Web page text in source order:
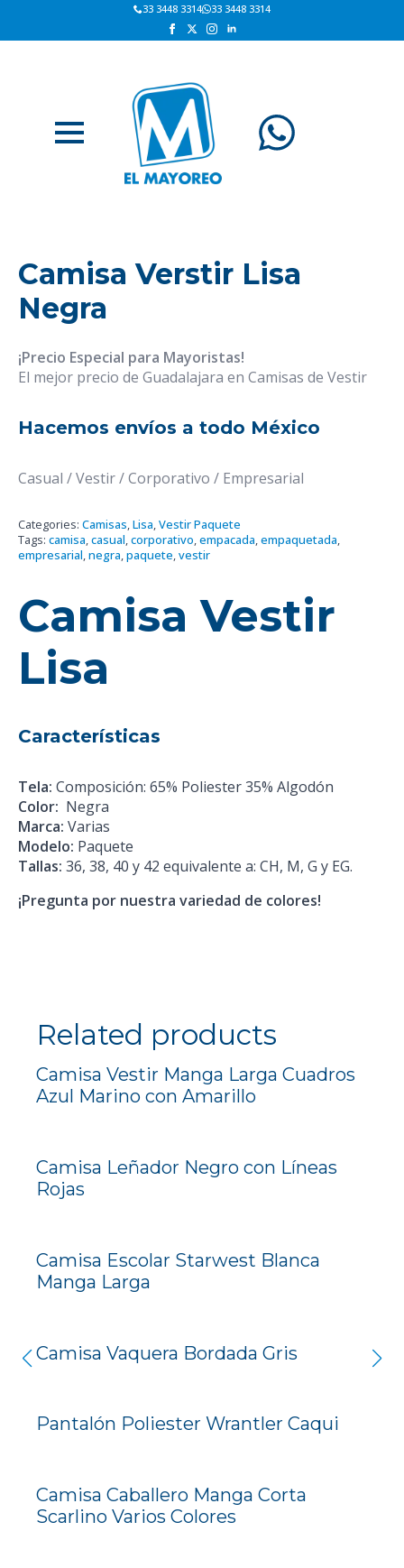
33 3448 3314 33 3448 3314
Camisa Verstir Lisa
Negra
¡Precio Especial para Mayoristas!
El mejor precio de Guadalajara en Camisas de Vestir
Hacemos envíos a todo México
Casual / Vestir / Corporativo / Empresarial
Categories: Camisas,Lisa,Vestir Paquete
Tags: camisa,casual,corporativo,empacada,empaquetada,
empresarial,negra,paquete,vestir
Camisa Vestir
Lisa
Características
Tela: Composición: 65% Poliester 35% Algodón
Color: Negra
Marca: Varias
Modelo: Paquete
Tallas: 36, 38, 40 y 42 equivalente a: CH, M, G y EG.
¡Pregunta por nuestra variedad de colores!
Related products
Camisa Vestir Manga Larga Cuadros
Azul Marino con Amarillo
Camisa Leñador Negro con Líneas
Rojas
Camisa Escolar Starwest Blanca
Manga Larga
Camisa Vaquera Bordada Gris
Pantalón Poliester Wrantler Caqui
Camisa Caballero Manga Corta
Scarlino Varios Colores